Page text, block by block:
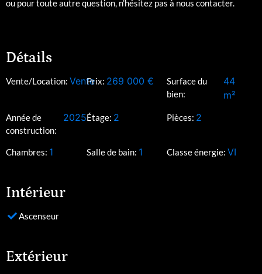
ou pour toute autre question, n'hésitez pas à nous contacter.
Détails
Vente/Location: VentePrix: 269 000 €
Surface du
bien:
44
m²
Année de
construction:
2025Étage: 2 Pièces: 2
Chambres: 1 Salle de bain: 1 Classe énergie: VI
Intérieur
Ascenseur
Extérieur